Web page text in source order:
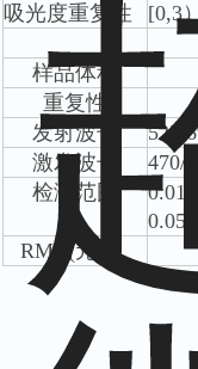
吸光度重复性
[0,3
样品体积
重复性
发射波长
525/
激发波长
470/
检测范围
RMB(元